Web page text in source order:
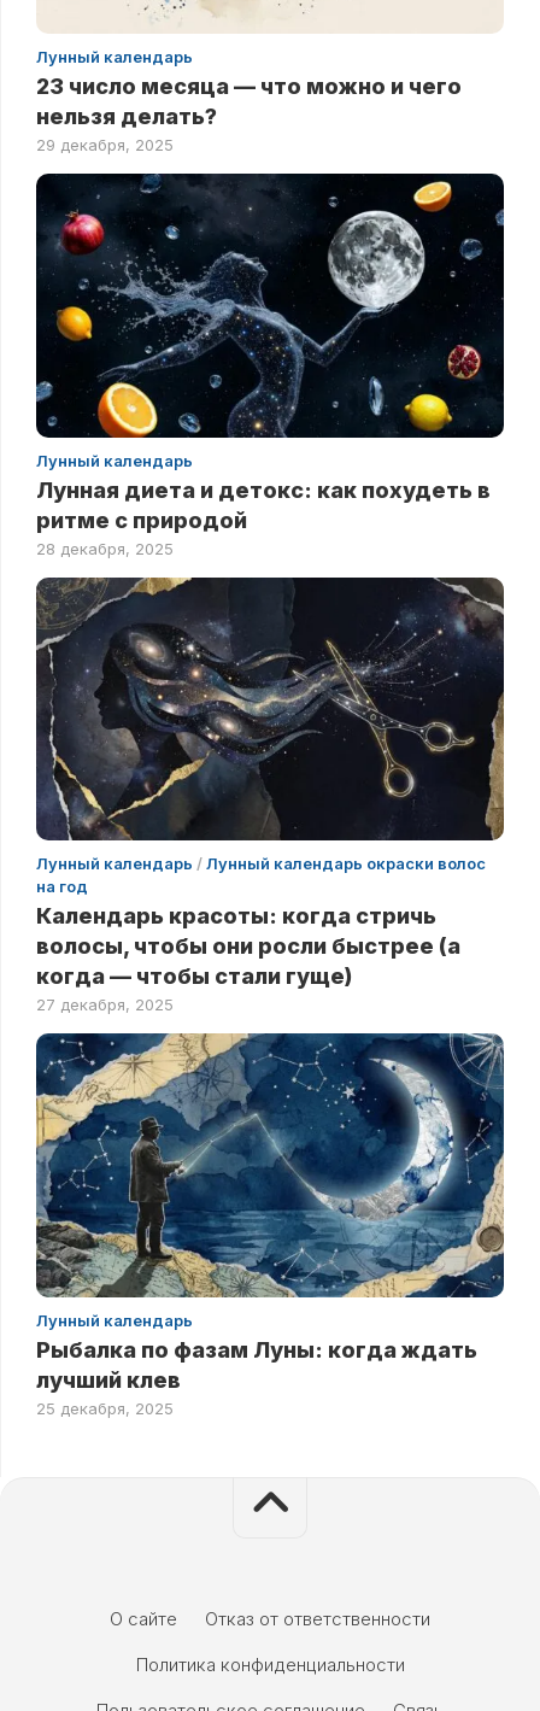
Лунный календарь
23 число месяца — что можно и чего
нельзя делать?
29 декабря, 2025
Лунный календарь
Лунная диета и детокс: как похудеть в
ритме с природой
28 декабря, 2025
Лунный календарь /Лунный календарь окраски волос
на год
Календарь красоты: когда стричь
волосы, чтобы они росли быстрее (а
когда — чтобы стали гуще)
27 декабря, 2025
Лунный календарь
Рыбалка по фазам Луны: когда ждать
лучший клев
25 декабря, 2025
О сайте
Отказ от ответственности
Политика конфиденциальности